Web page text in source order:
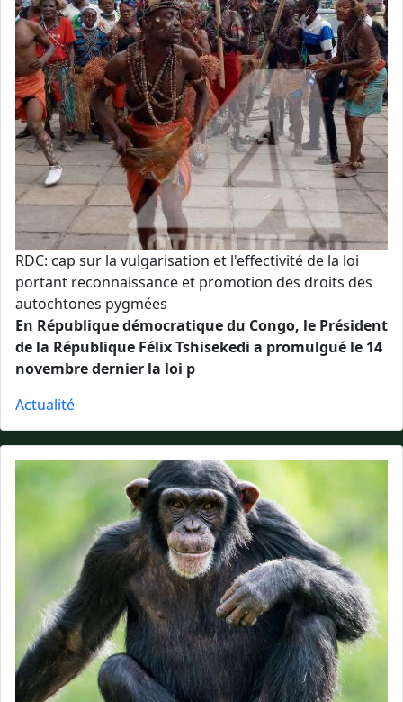
RDC: cap sur la vulgarisation et l'effectivité de la loi
portant reconnaissance et promotion des droits des
autochtones pygmées
En République démocratique du Congo, le Président
de la République Félix Tshisekedi a promulgué le 14
novembre dernier la loi p
Actualité